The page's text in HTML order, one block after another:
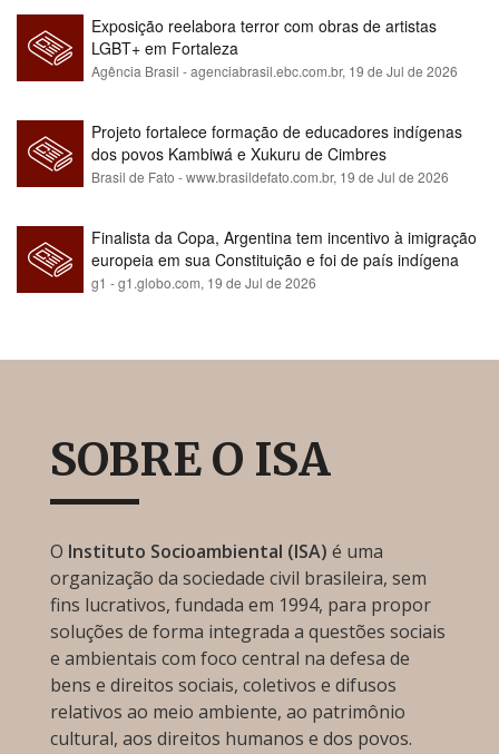
Exposição reelabora terror com obras de artistas
LGBT+ em Fortaleza
Agência Brasil - agenciabrasil.ebc.com.br, 19 de Jul de 2026
Projeto fortalece formação de educadores indígenas
dos povos Kambiwá e Xukuru de Cimbres
Brasil de Fato - www.brasildefato.com.br, 19 de Jul de 2026
Finalista da Copa, Argentina tem incentivo à imigração
europeia em sua Constituição e foi de país indígena
para maioria branca
g1 - g1.globo.com, 19 de Jul de 2026
SOBRE O ISA
O Instituto Socioambiental (ISA) é uma
organização da sociedade civil brasileira, sem
fins lucrativos, fundada em 1994, para propor
soluções de forma integrada a questões sociais
e ambientais com foco central na defesa de
bens e direitos sociais, coletivos e difusos
relativos ao meio ambiente, ao patrimônio
cultural, aos direitos humanos e dos povos.